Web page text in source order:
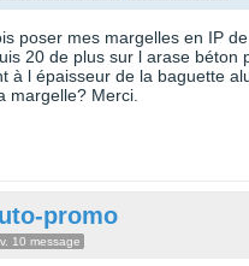
poser mes margelles en IP
20 de plus sur l arase
à l épaisseur de la baguette
margelle? Merci.
promo
10 message